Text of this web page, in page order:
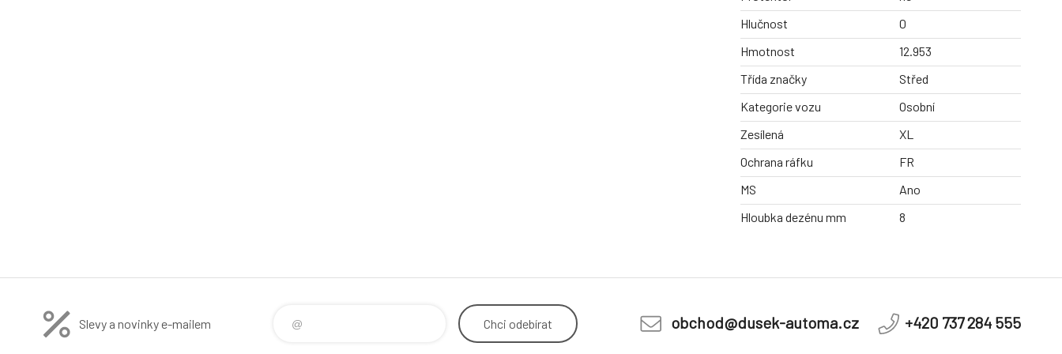
Hlučnost
0
Hmotnost
12.953
Třída značky
Střed
Kategorie vozu
Osobní
Zesílená
XL
Ochrana ráfku
FR
MS
Ano
Hloubka dezénu mm
8
Slevy a novinky e-mailem Chci odebírat obchod@dusek-automa.cz +420 737 284 555